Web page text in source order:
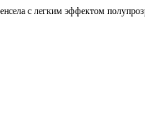
с легким эффектом